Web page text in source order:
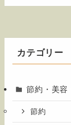
カテゴリー
節約・美容
節約